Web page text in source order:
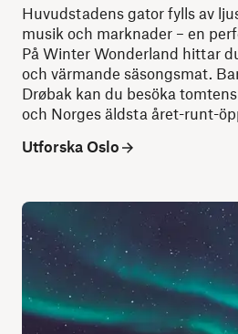
Huvudstadens gator fylls av
musik och marknader – en
På Winter Wonderland hittar
och värmande säsongsmat.
Drøbak kan du besöka
och Norges äldsta året-runt-
Utforska Oslo